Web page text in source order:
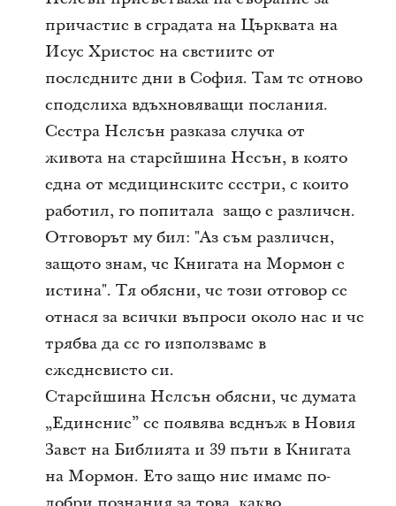
причастие в сградата на Църквата на
Исус Христос на светиите от
последните дни в София. Там те отново
споделиха вдъхновяващи послания.
Сестра Нелсън разказа случка от
живота на старейшина Несън, в която
една от медицинските сестри, с които
работил, го попитала защо е различен.
Отговорът му бил: "Аз съм различен,
защото знам, че Книгата на Мормон е
истина". Тя обясни, че този отговор се
отнася за всички въпроси около нас и че
трябва да се го използваме в
ежедневието си.
Старейшина Нелсън обясни, че думата
„Единение” се появява веднъж в Новия
Завет на Библията и 39 пъти в Книгата
на Мормон. Ето защо ние имаме по-